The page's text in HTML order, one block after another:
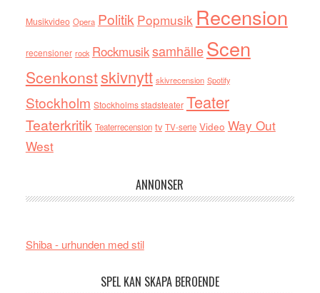
Musikvideo Opera Politik Popmusik Recension
recensioner rock RockmusiksamhälleScen
Scenkonstskivnytt skivrecension Spotify
Stockholm Stockholms stadsteater Teater
Teaterkritik Teaterrecension tv TV-serie Video Way Out
West
ANNONSER
Shiba - urhunden med stil
SPEL KAN SKAPA BEROENDE